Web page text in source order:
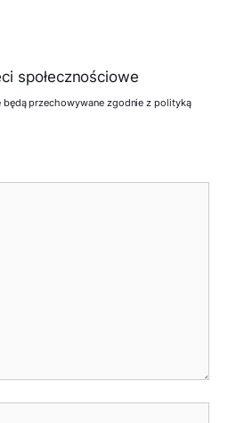
społecznościowe
będą przechowywane zgodnie z polityką